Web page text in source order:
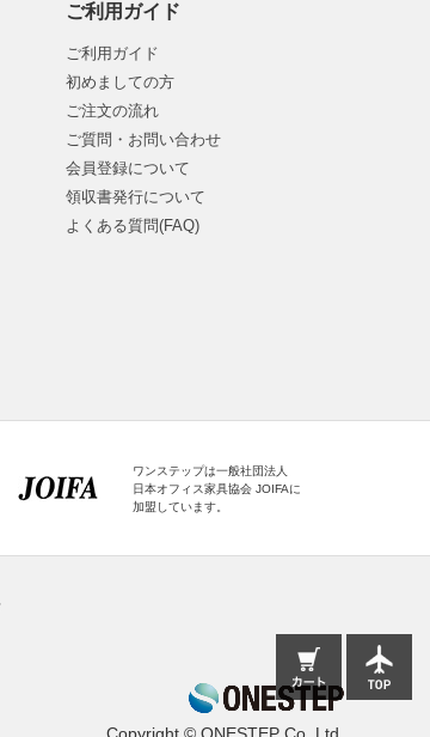
ご利用ガイド
ご利用ガイド
初めましての方
ご注文の流れ
ご質問・お問い合わせ
会員登録について
領収書発行について
よくある質問(FAQ)
ワンステップは一般社団法人
日本オフィス家具協会 JOIFAに
加盟しています。